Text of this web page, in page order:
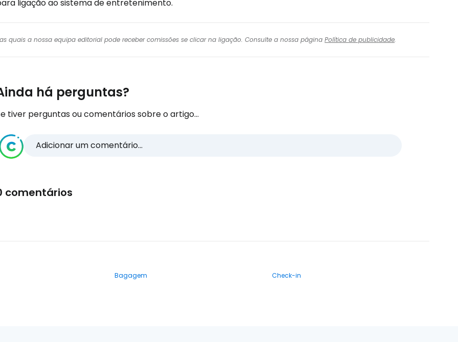
ligação ao sistema de entretenimento.
quais a nossa equipa editorial pode receber comissões se clicar na ligação. Consulte a nossa página Política de publicidade.
há perguntas?
tiver perguntas ou comentários sobre o artigo...
Adicionar um comentário...
comentários
Bagagem Check-in